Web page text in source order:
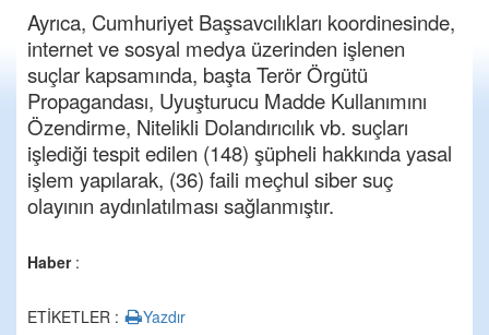
Ayrıca, Cumhuriyet Başsavcılıkları koordinesinde,
internet ve sosyal medya üzerinden işlenen
suçlar kapsamında, baştaTerör Örgütü
Propagandası, Uyuşturucu Madde Kullanımını
Özendirme, Nitelikli Dolandırıcılık vb. suçları
işlediği tespit edilen (148) şüpheli hakkında yasal
işlem yapılarak, (36) faili meçhul siber suç
olayının aydınlatılması sağlanmıştır.
Haber:
ETİKETLER : Yazdır